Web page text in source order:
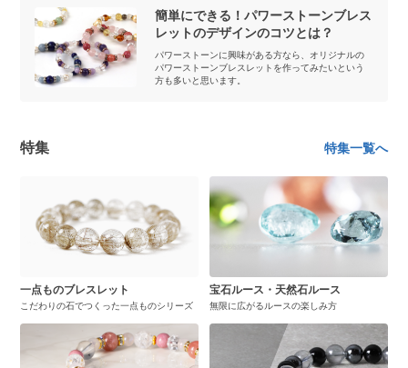
簡単にできる！パワーストーンブレス
レットのデザインのコツとは？
パワーストーンに興味がある方なら、オリジナルの
パワーストーンブレスレットを作ってみたいという
方も多いと思います。
特集 特集一覧へ
一点ものブレスレット
こだわりの石でつくった一点ものシリーズ
宝石ルース・天然石ルース
無限に広がるルースの楽しみ方